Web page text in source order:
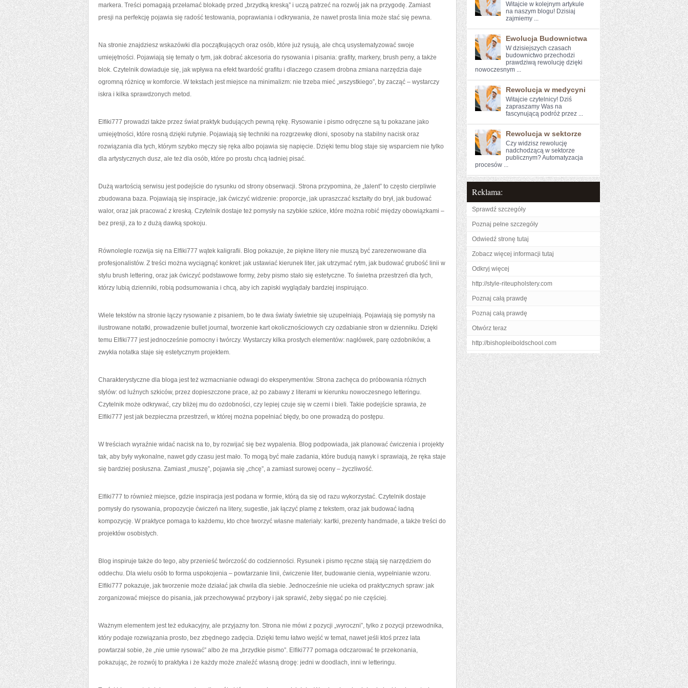
markera. Treści pomagają przełamać blokadę przed „brzydką kreską” i uczą patrzeć na rozwój jak na przygodę. Zamiast
presji na perfekcję pojawia się radość testowania, poprawiania i odkrywania, że nawet prosta linia może stać się pewna.
Na stronie znajdziesz wskazówki dla początkujących oraz osób, które już rysują, ale chcą usystematyzować swoje
umiejętności. Pojawiają się tematy o tym, jak dobrać akcesoria do rysowania i pisania: grafity, markery, brush peny, a także
blok. Czytelnik dowiaduje się, jak wpływa na efekt twardość grafitu i dlaczego czasem drobna zmiana narzędzia daje
ogromną różnicę w komforcie. W tekstach jest miejsce na minimalizm: nie trzeba mieć „wszystkiego”, by zacząć – wystarczy
iskra i kilka sprawdzonych metod.
Elfiki777 prowadzi także przez świat praktyk budujących pewną rękę. Rysowanie i pismo odręczne są tu pokazane jako
umiejętności, które rosną dzięki rutynie. Pojawiają się techniki na rozgrzewkę dłoni, sposoby na stabilny nacisk oraz
rozwiązania dla tych, którym szybko męczy się ręka albo pojawia się napięcie. Dzięki temu blog staje się wsparciem nie tylko
dla artystycznych dusz, ale też dla osób, które po prostu chcą ładniej pisać.
Dużą wartością serwisu jest podejście do rysunku od strony obserwacji. Strona przypomina, że „talent” to często cierpliwie
zbudowana baza. Pojawiają się inspiracje, jak ćwiczyć widzenie: proporcje, jak upraszczać kształty do brył, jak budować
walor, oraz jak pracować z kreską. Czytelnik dostaje też pomysły na szybkie szkice, które można robić między obowiązkami –
bez presji, za to z dużą dawką spokoju.
Równolegle rozwija się na Elfiki777 wątek kaligrafii. Blog pokazuje, że piękne litery nie muszą być zarezerwowane dla
profesjonalistów. Z treści można wyciągnąć konkret: jak ustawiać kierunek liter, jak utrzymać rytm, jak budować grubość linii w
stylu brush lettering, oraz jak ćwiczyć podstawowe formy, żeby pismo stało się estetyczne. To świetna przestrzeń dla tych,
którzy lubią dzienniki, robią podsumowania i chcą, aby ich zapiski wyglądały bardziej inspirująco.
Wiele tekstów na stronie łączy rysowanie z pisaniem, bo te dwa światy świetnie się uzupełniają. Pojawiają się pomysły na
ilustrowane notatki, prowadzenie bullet journal, tworzenie kart okolicznościowych czy ozdabianie stron w dzienniku. Dzięki
temu Elfiki777 jest jednocześnie pomocny i twórczy. Wystarczy kilka prostych elementów: nagłówek, parę ozdobników, a
zwykła notatka staje się estetycznym projektem.
Charakterystyczne dla bloga jest też wzmacnianie odwagi do eksperymentów. Strona zachęca do próbowania różnych
stylów: od luźnych szkiców, przez dopieszczone prace, aż po zabawy z literami w kierunku nowoczesnego letteringu.
Czytelnik może odkrywać, czy bliżej mu do ozdobności, czy lepiej czuje się w czerni i bieli. Takie podejście sprawia, że
Elfiki777 jest jak bezpieczna przestrzeń, w której można popełniać błędy, bo one prowadzą do postępu.
W treściach wyraźnie widać nacisk na to, by rozwijać się bez wypalenia. Blog podpowiada, jak planować ćwiczenia i projekty
tak, aby były wykonalne, nawet gdy czasu jest mało. To mogą być małe zadania, które budują nawyk i sprawiają, że ręka staje
się bardziej posłuszna. Zamiast „muszę”, pojawia się „chcę”, a zamiast surowej oceny – życzliwość.
Elfiki777 to również miejsce, gdzie inspiracja jest podana w formie, którą da się od razu wykorzystać. Czytelnik dostaje
pomysły do rysowania, propozycje ćwiczeń na litery, sugestie, jak łączyć plamę z tekstem, oraz jak budować ładną
kompozycję. W praktyce pomaga to każdemu, kto chce tworzyć własne materiały: kartki, prezenty handmade, a także treści do
projektów osobistych.
Blog inspiruje także do tego, aby przenieść twórczość do codzienności. Rysunek i pismo ręczne stają się narzędziem do
oddechu. Dla wielu osób to forma uspokojenia – powtarzanie linii, ćwiczenie liter, budowanie cienia, wypełnianie wzoru.
Elfiki777 pokazuje, jak tworzenie może działać jak chwila dla siebie. Jednocześnie nie ucieka od praktycznych spraw: jak
zorganizować miejsce do pisania, jak przechowywać przybory i jak sprawić, żeby sięgać po nie częściej.
Ważnym elementem jest też edukacyjny, ale przyjazny ton. Strona nie mówi z pozycji „wyroczni”, tylko z pozycji przewodnika,
który podaje rozwiązania prosto, bez zbędnego zadęcia. Dzięki temu łatwo wejść w temat, nawet jeśli ktoś przez lata
powtarzał sobie, że „nie umie rysować” albo że ma „brzydkie pismo”. Elfiki777 pomaga odczarować te przekonania,
pokazując, że rozwój to praktyka i że każdy może znaleźć własną drogę: jedni w doodlach, inni w letteringu.
Witajcie w kolejnym artykule
⁣na naszym blogu!⁤ Dzisiaj
zajmiemy ...
Ewolucja Budownictwa
W dzisiejszych czasach
budownictwo przechodzi
prawdziwą rewolucję dzięki
nowoczesnym ...
Rewolucja w medycyni
Witajcie ​czytelnicy! Dziś
⁣zapraszamy Was na
fascynującą podróż przez ...
Rewolucja w sektorze
Czy widzisz ⁤rewolucję
nadchodzącą ⁤w sektorze‌
publicznym?⁤ Automatyzacja
procesów‍ ...
Reklama:
Sprawdź szczegóły
Poznaj pełne szczegóły
Odwiedź stronę tutaj
Zobacz więcej informacji tutaj
Odkryj więcej
http://style-riteupholstery.com
Poznaj całą prawdę
Poznaj całą prawdę
Otwórz teraz
http://bishopleiboldschool.com